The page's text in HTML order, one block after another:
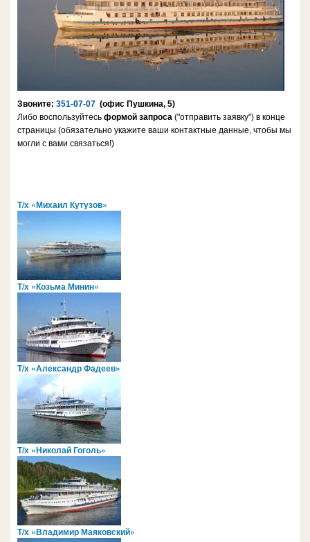
Звоните: 351-07-07 (офис Пушкина, 5)
Либо воспользуйтесь формой запроса ("отправить заявку") в конце
страницы (обязательно укажите ваши контактные данные, чтобы мы
могли с вами связаться!)
Т/х «Михаил Кутузов»
Т/х «Козьма Минин»
Т/х «Александр Фадеев»
Т/х «Николай Гоголь»
Т/х «Владимир Маяковский»